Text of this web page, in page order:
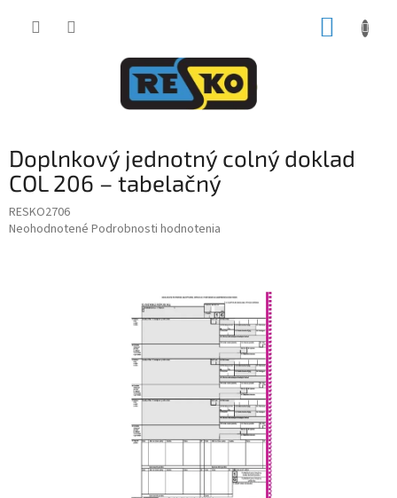
Doplnkový jednotný colný doklad
COL 206 – tabelačný
RESKO2706
Priemerné
Neohodnotené Podrobnosti hodnotenia